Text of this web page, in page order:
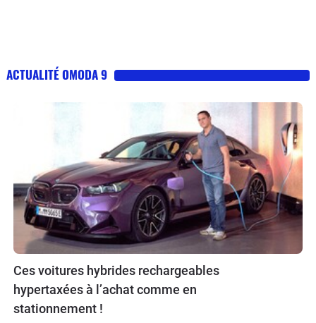
ACTUALITÉ OMODA 9
Ces voitures hybrides rechargeables
hypertaxées à l’achat comme en
stationnement !